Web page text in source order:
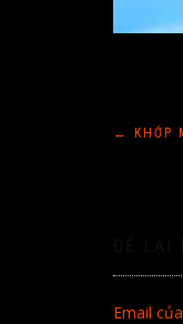
Điều
viết
← KHỚP
Email